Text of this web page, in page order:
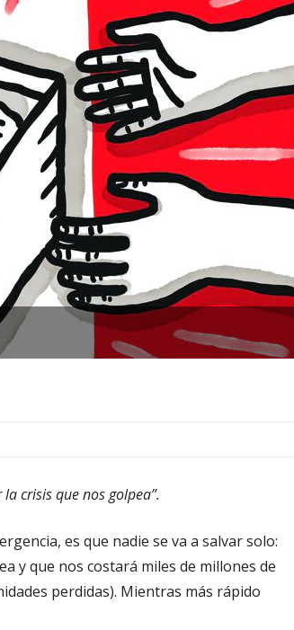
crisis que nos golpea”.
es que nadie se va a salvar solo:
y que nos costará miles de millones de
perdidas). Mientras más rápido